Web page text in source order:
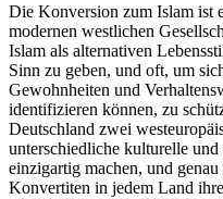
Die Konversion zum Islam ist
modernen westlichen
Islam als alternativen
Sinn zu geben, und oft, um
Gewohnheiten und
identifizieren können, zu
Deutschland zwei
unterschiedliche kulturelle
einzigartig machen, und
Konvertiten in jedem Land